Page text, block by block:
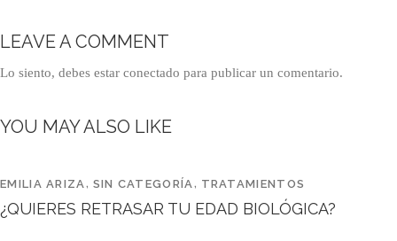
LEAVE A COMMENT
Lo siento, debes estar conectado para publicar un comentario.
YOU MAY ALSO LIKE
EMILIA ARIZA , SIN CATEGORÍA , TRATAMIENTOS
¿QUIERES RETRASAR TU EDAD BIOLÓGICA?